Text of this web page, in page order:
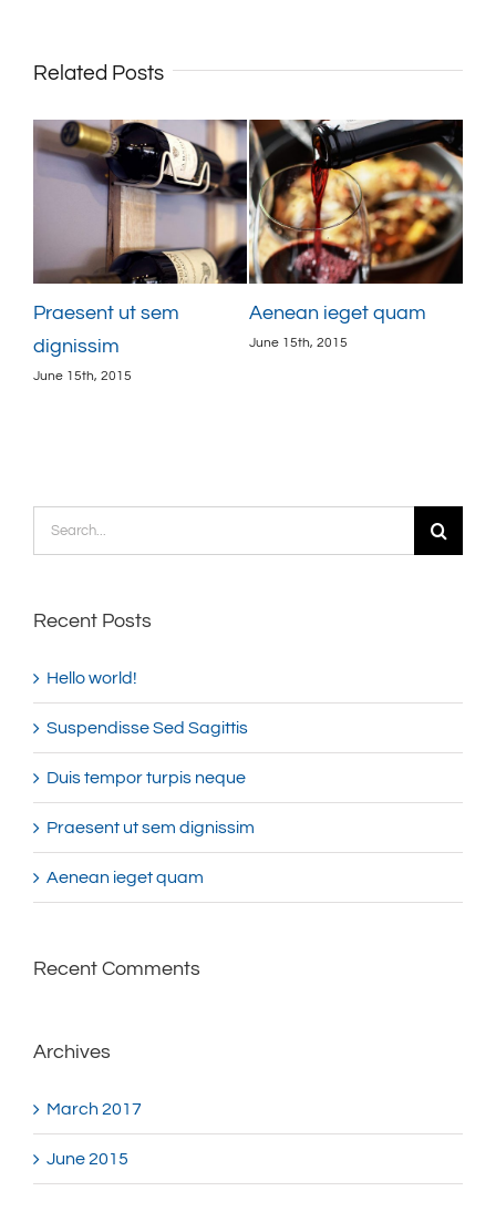
Related Posts
Praesent ut sem
dignissim
June 15th, 2015
Aenean ieget quam
June 15th, 2015
Recent Posts
Hello world!
Suspendisse Sed Sagittis
Duis tempor turpis neque
Praesent ut sem dignissim
Aenean ieget quam
Recent Comments
Archives
March 2017
June 2015